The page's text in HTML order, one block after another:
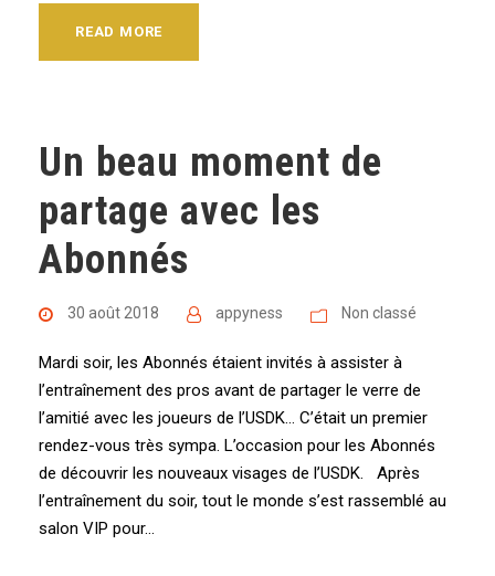
READ MORE
Un beau moment de
partage avec les
Abonnés
30 août 2018 appyness Non classé
Mardi soir, les Abonnés étaient invités à assister à
l’entraînement des pros avant de partager le verre de
l’amitié avec les joueurs de l’USDK… C’était un premier
rendez-vous très sympa. L’occasion pour les Abonnés
de découvrir les nouveaux visages de l’USDK. Après
l’entraînement du soir, tout le monde s’est rassemblé au
salon VIP pour...